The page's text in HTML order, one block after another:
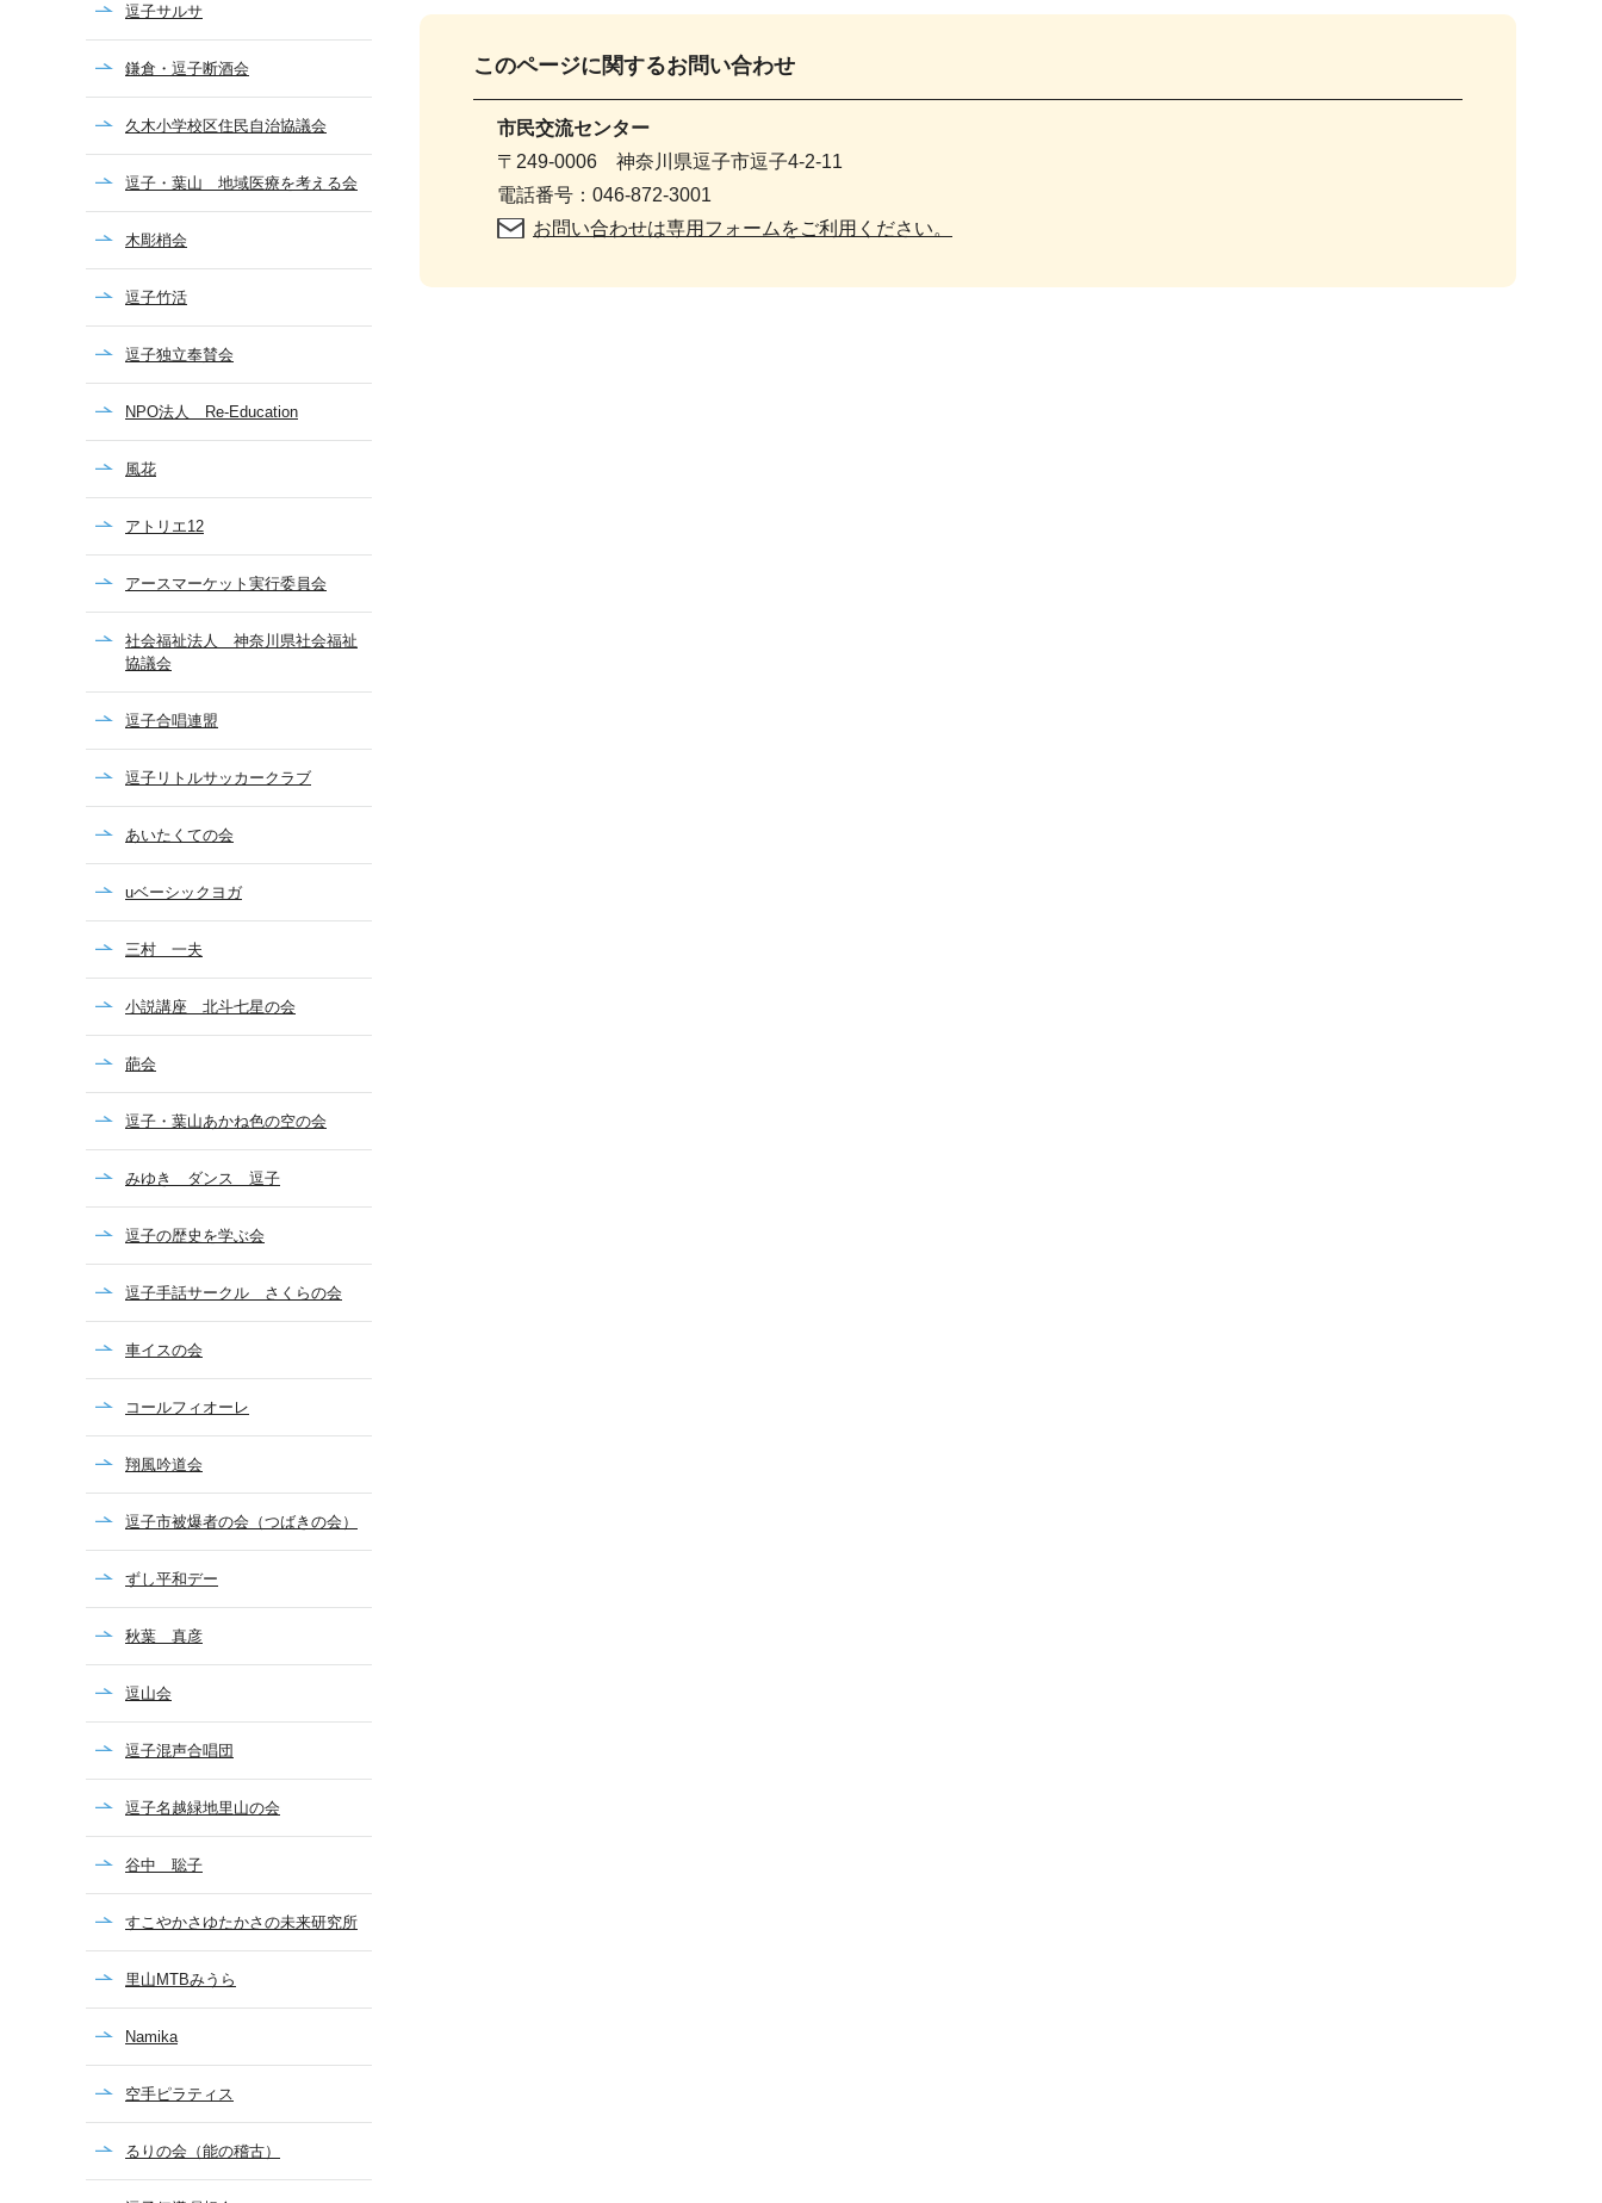
このページに関するお問い合わせ
市民交流センター
〒249-0006 神奈川県逗子市逗子4-2-11
電話番号：046-872-3001
お問い合わせは専用フォームをご利用ください。
逗子サルサ
鎌倉・逗子断酒会
久木小学校区住民自治協議会
逗子・葉山 地域医療を考える会
木彫梢会
逗子竹活
逗子独立奉賛会
NPO法人 Re-Education
風花
アトリエ12
アースマーケット実行委員会
社会福祉法人 神奈川県社会福祉
協議会
逗子合唱連盟
逗子リトルサッカークラブ
あいたくての会
uベーシックヨガ
三村 一夫
小説講座 北斗七星の会
葩会
逗子・葉山あかね色の空の会
みゆき ダンス 逗子
逗子の歴史を学ぶ会
逗子手話サークル さくらの会
車イスの会
コールフィオーレ
翔風吟道会
逗子市被爆者の会（つばきの会）
ずし平和デー
秋葉 真彦
逗山会
逗子混声合唱団
逗子名越緑地里山の会
谷中 聡子
すこやかさゆたかさの未来研究所
里山MTBみうら
Namika
空手ピラティス
るりの会（能の稽古）